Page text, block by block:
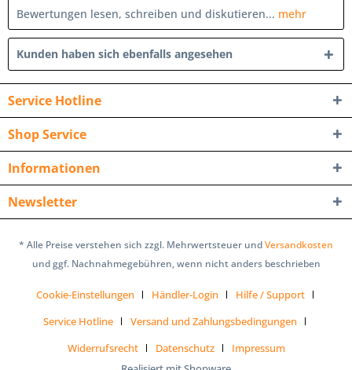
Bewertungen lesen, schreiben und diskutieren... mehr
Kunden haben sich ebenfalls angesehen
Service Hotline
Shop Service
Informationen
Newsletter
* Alle Preise verstehen sich zzgl. Mehrwertsteuer undVersandkosten
und ggf. Nachnahmegebühren, wenn nicht anders beschrieben
Cookie-Einstellungen Händler-Login
Hilfe / Support
Service Hotline
Versand und Zahlungsbedingungen
Widerrufsrecht
Datenschutz
Impressum